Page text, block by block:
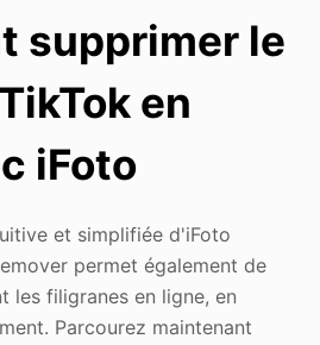
supprimer le
en
iFoto
et simplifiée d'iFoto
permet également de
les filigranes en ligne, en
Parcourez maintenant